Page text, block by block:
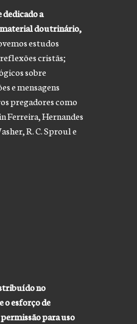
dedicado a
doutrinário,
estudos
cristãs;
sobre
e mensagens
pregadores como
Ferreira, Hernandes
R. C. Sproul e
no
o esforço de
para uso